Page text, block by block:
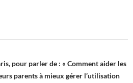
pour parler de : « Comment aider les
parents à mieux gérer l’utilisation